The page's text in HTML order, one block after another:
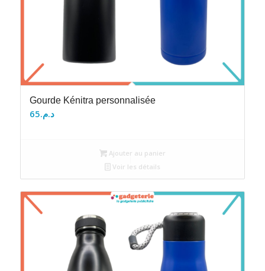
Gourde Kénitra personnalisée
د.م.65
Ajouter au panier
Voir les détails